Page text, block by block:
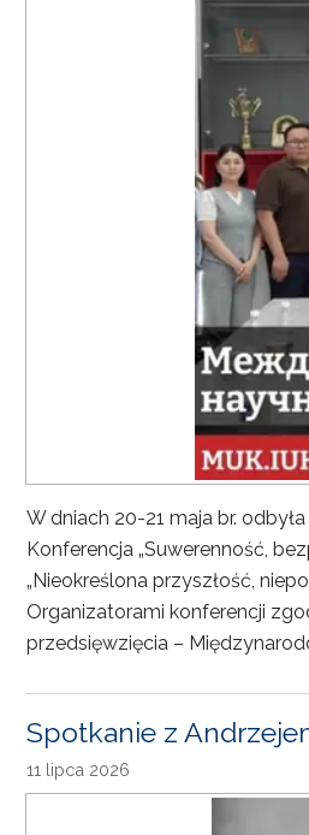
W dniach 20-21 maja br.
Konferencja „Suwerenność,
„Nieokreślona przyszłość,
Organizatorami konferencji
przedsięwzięcia –
Spotkanie z
11 lipca 2026